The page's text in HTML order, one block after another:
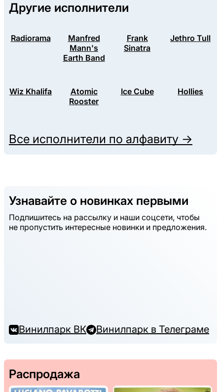
Другие исполнители
Radiorama
Manfred
Mann's
Earth Band
Frank
Sinatra
Jethro Tull
Wiz Khalifa
Atomic
Rooster
Ice Cube Hollies
Все исполнители по алфавиту →
Узнавайте о новинках первыми
Подпишитесь на рассылку и наши соцсети, чтобы
не пропустить интересные новинки и предложения.
Винилпарк ВК Винилпарк в Телеграме
Распродажа